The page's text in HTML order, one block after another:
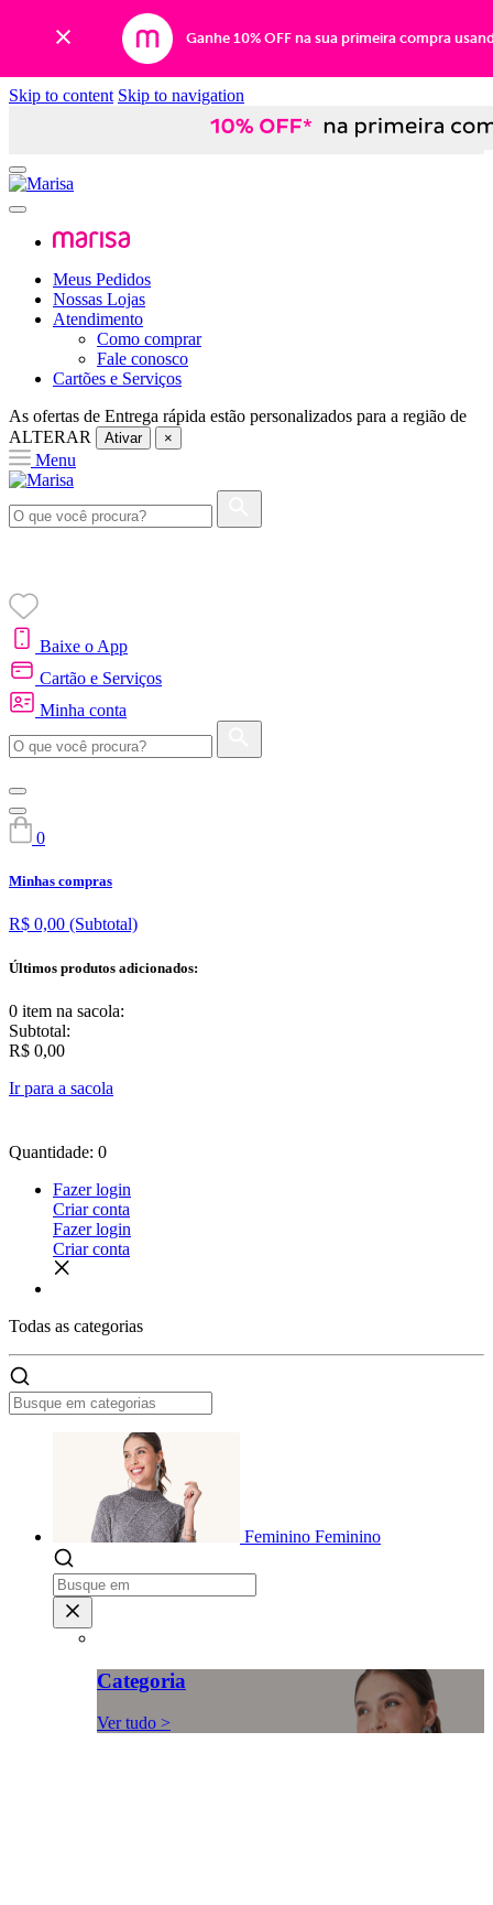
Ganhe 10% OFF na sua primeira compra
Skip to content Skip to navigation
Meus Pedidos
Nossas Lojas
Atendimento
Como comprar
Fale conosco
Cartões e Serviços
As ofertas de Entrega rápida estão personalizados para a região de
ALTERAR
Ativar ×
Menu
Baixe o App
Cartão e Serviços
Minha conta
0
Minhas compras
R$ 0,00 (Subtotal)
Últimos produtos adicionados:
0 item na sacola:
Subtotal:
R$ 0,00
Ir para a sacola
Quantidade: 0
Fazer login
Criar conta
Fazer login
Criar conta
Todas as categorias
Feminino Feminino
Categoria
Ver tudo >